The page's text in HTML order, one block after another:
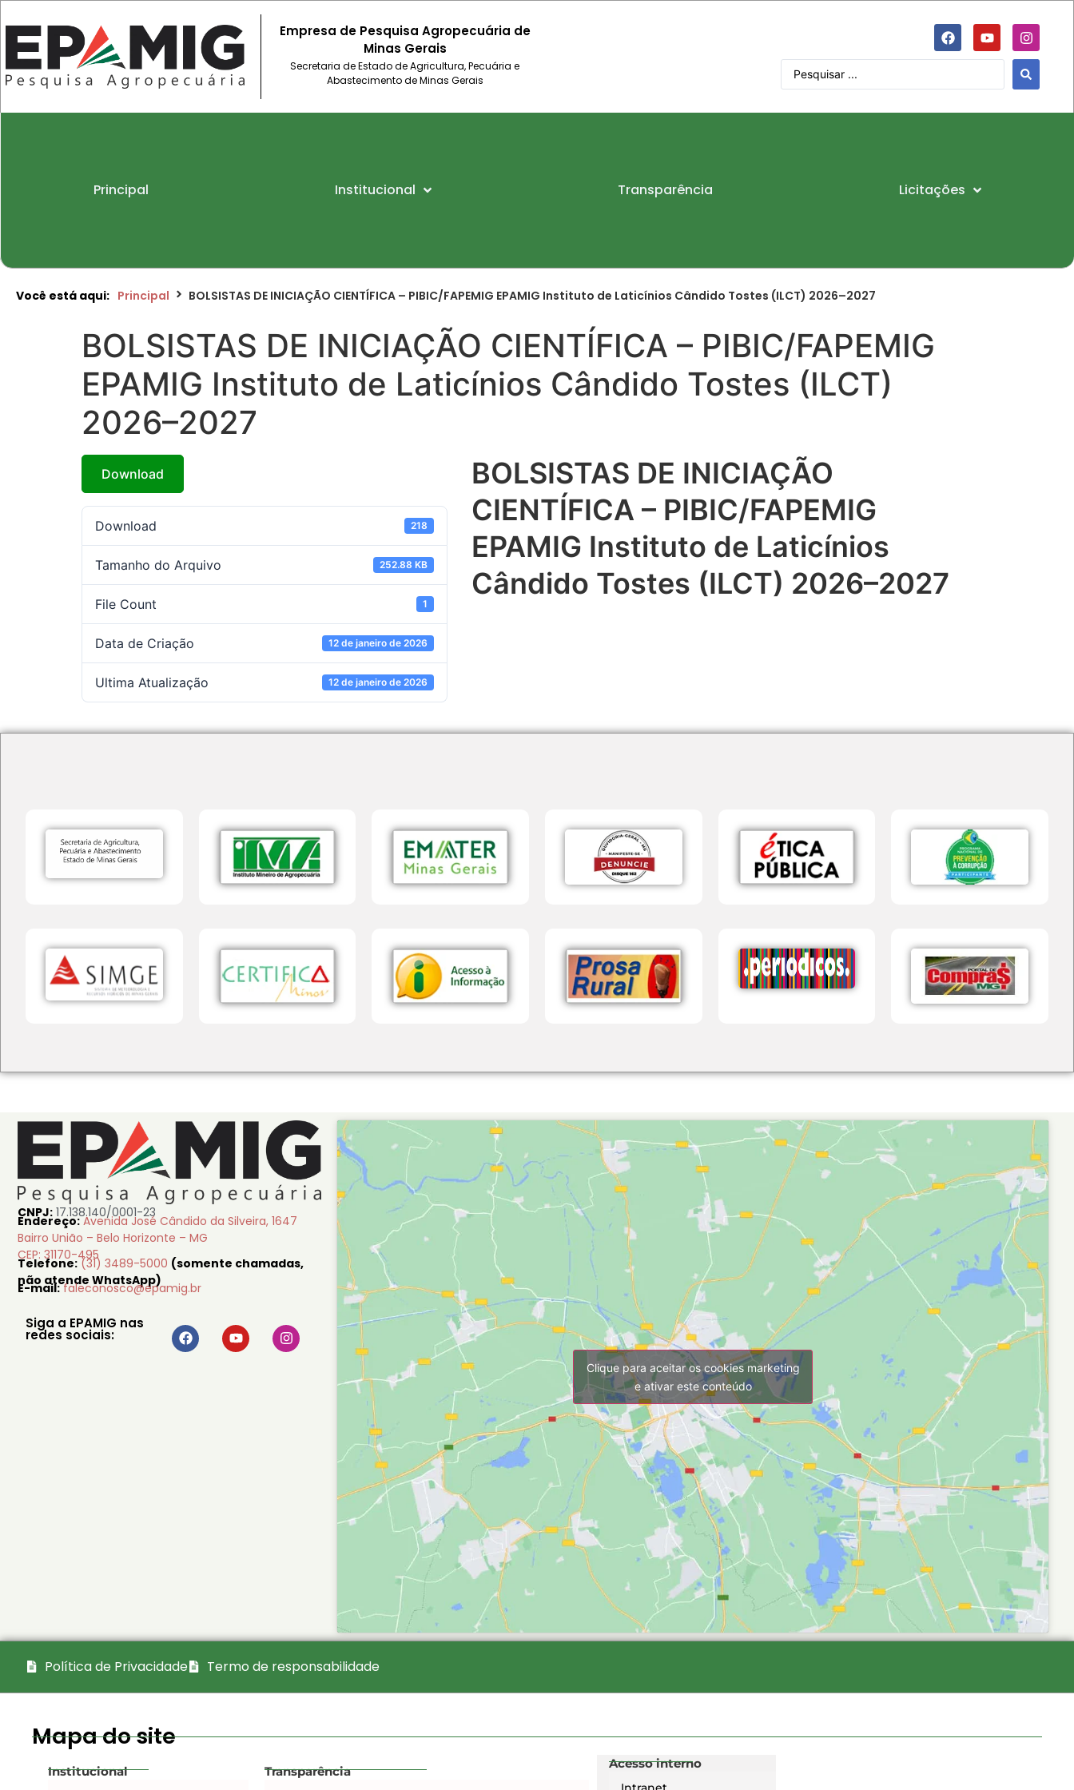
Empresa de Pesquisa Agropecuária de
Minas Gerais
Secretaria de Estado de Agricultura, Pecuária e
Abastecimento de Minas Gerais
Principal Institucional Transparência Licitações
Você está aqui: Principal BOLSISTAS DE INICIAÇÃO CIENTÍFICA – PIBIC/FAPEMIG EPAMIG Instituto de Laticínios Cândido Tostes (ILCT) 2026–2027
BOLSISTAS DE INICIAÇÃO CIENTÍFICA – PIBIC/FAPEMIG
EPAMIG Instituto de Laticínios Cândido Tostes (ILCT)
2026–2027
Download
Download 218
Tamanho do Arquivo 252.88 KB
File Count 1
Data de Criação 12 de janeiro de 2026
Ultima Atualização 12 de janeiro de 2026
BOLSISTAS DE INICIAÇÃO
CIENTÍFICA – PIBIC/FAPEMIG
EPAMIG Instituto de Laticínios
Cândido Tostes (ILCT) 2026–2027
CNPJ: 17.138.140/0001-23
Endereço: Avenida José Cândido da Silveira, 1647
Bairro União – Belo Horizonte – MG
CEP: 31170-495
Telefone: (31) 3489-5000 (somente chamadas,
não atende WhatsApp)
E-mail: faleconosco@epamig.br
Siga a EPAMIG nas
redes sociais:
Clique para aceitar os cookies marketing
e ativar este conteúdo
Política de Privacidade Termo de responsabilidade
Mapa do site
Institucional Transparência
Acesso interno